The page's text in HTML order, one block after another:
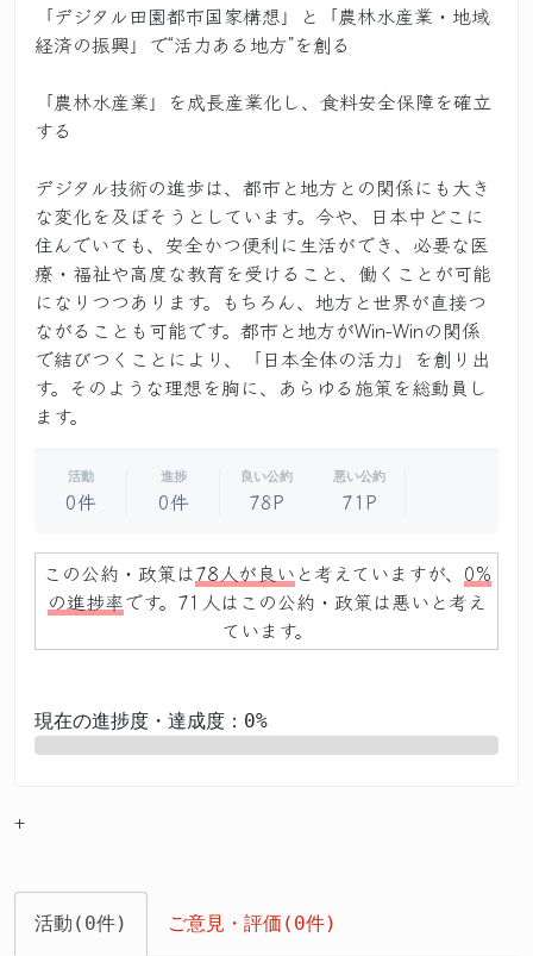
「デジタル田園都市国家構想」と「農林水産業・地域
経済の振興」で“活力ある地方”を創る
「農林水産業」を成長産業化し、食料安全保障を確立
する
デジタル技術の進歩は、都市と地方との関係にも大き
な変化を及ぼそうとしています。今や、日本中どこに
住んでいても、安全かつ便利に生活ができ、必要な医
療・福祉や高度な教育を受けること、働くことが可能
になりつつあります。もちろん、地方と世界が直接つ
ながることも可能です。都市と地方がWin-Winの関係
で結びつくことにより、「日本全体の活力」を創り出
す。そのような理想を胸に、あらゆる施策を総動員し
ます。
活動
0件
進捗
0件
良い公約
78P
悪い公約
71P
この公約・政策は78人が良い と考えていますが、 0%
の進捗率です。71人はこの公約・政策は悪いと考え
ています。
現在の進捗度・達成度：0%
+
活動(0件) ご意見・評価(0件)